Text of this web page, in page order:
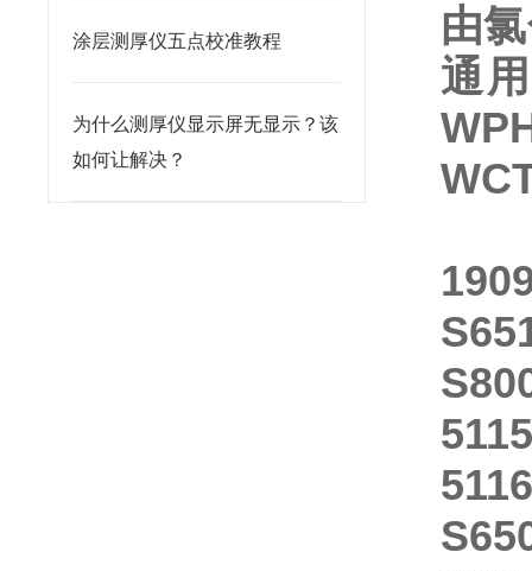
涂层测厚仪五点校准教程
为什么测厚仪显示屏无显示？该
如何让解决？
由
通